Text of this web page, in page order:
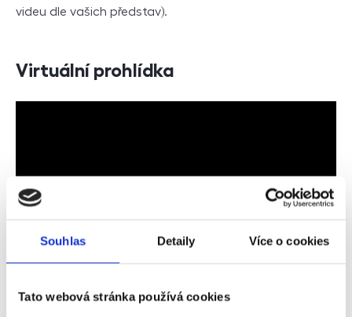
Souhlas Detaily Více o cookies
Tato webová stránka používá cookies
videu dle vašich představ).
Virtuální prohlídka
Poptávka